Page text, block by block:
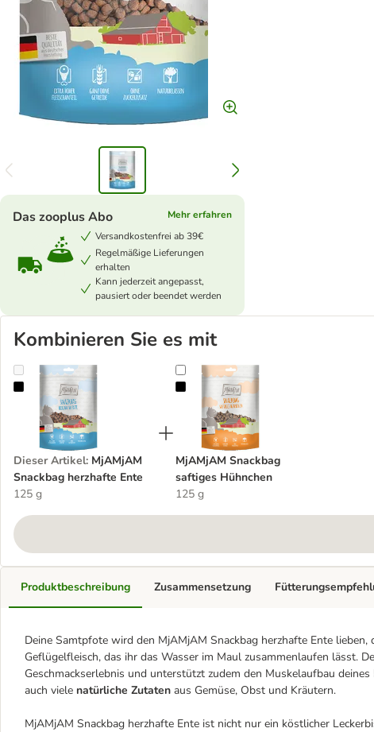
Das zooplus Abo
Mehr erfahren
Versandkostenfrei ab 39€
Regelmäßige Lieferungen
erhalten
Kann jederzeit angepasst,
pausiert oder beendet werden
Kombinieren Sie es mit
MjAMjAM Snackbag herzhafte Ente
Dieser Artikel: MjAMjAM
Snackbag herzhafte Ente
125 g
MjAMjAM Snackbag saftiges Hühnchen
MjAMjAM Snackbag
saftiges Hühnchen
125 g
Produktbeschreibung
Deine Samtpfote wird den MjAMjAM Snackbag herzhafte Ente
Geflügelfleisch, das ihr das Wasser im Maul zusammenlaufen lässt.
Geschmackserlebnis und unterstützt zudem den Muskelaufbau
auch viele natürliche Zutaten aus Gemüse, Obst und Kräutern.
MjAMjAM Snackbag herzhafte Ente ist nicht nur ein köstlicher
Zusammensetzung